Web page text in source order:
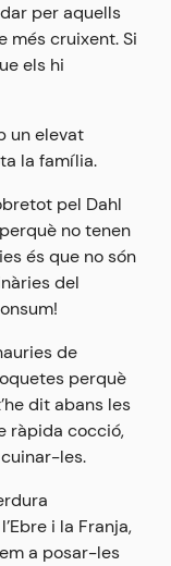
per aquells
més cruixent. Si
els hi
un elevat
la família.
pel Dahl
no tenen
és que no són
del
de
perquè
dit abans les
ràpida cocció,
les.
i la Franja,
a posar-les